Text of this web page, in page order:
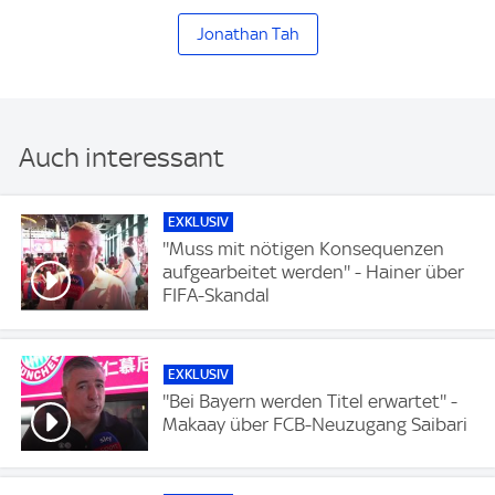
Jonathan Tah
Auch interessant
EXKLUSIV
''Muss mit nötigen Konsequenzen
aufgearbeitet werden'' - Hainer über
FIFA-Skandal
EXKLUSIV
''Bei Bayern werden Titel erwartet'' -
Makaay über FCB-Neuzugang Saibari